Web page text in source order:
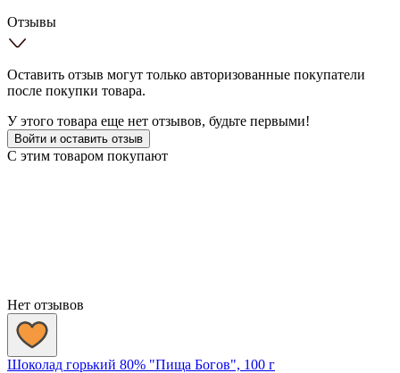
Отзывы
Оставить отзыв могут только авторизованные покупатели
после покупки товара.
У этого товара еще нет отзывов, будьте первыми!
Войти и оставить отзыв
С этим товаром покупают
Нет отзывов
Шоколад горький 80% "Пища Богов", 100 г